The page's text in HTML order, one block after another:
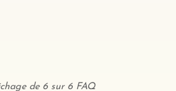
de 6 sur 6 FAQ